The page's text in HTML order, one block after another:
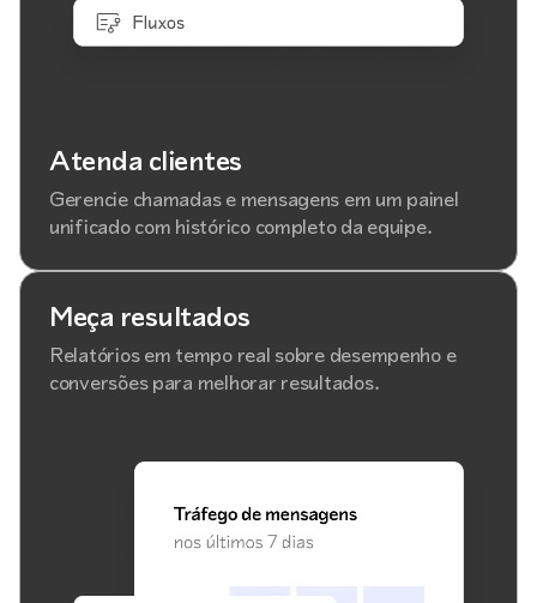
Atenda clientes
Gerencie chamadas e mensagens em um painel
unificado com histórico completo da equipe.
Meça resultados
Relatórios em tempo real sobre desempenho e
conversões para melhorar resultados.